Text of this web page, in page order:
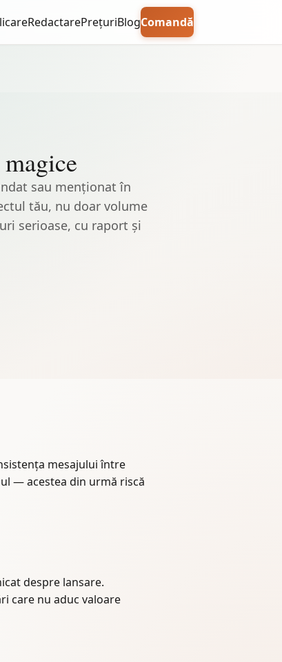
RedactarePrețuriBlogComandă
sau menționat în
tău, nu doar volume
serioase, cu raport și
mesajului între
— acestea din urmă riscă
despre lansare.
care nu aduc valoare